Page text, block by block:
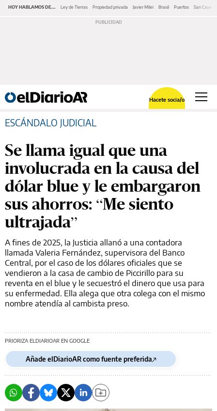
HOY HABLAMOS DE... Ley de Tierras Propiedad privada Javier Milei Brasil Puertos San
Hacete socia/o
ESCÁNDALO JUDICIAL
Se llama igual que una
involucrada en la causa del
dólar blue y le embargaron
sus ahorros: “Me siento
ultrajada”
A fines de 2025, la Justicia allanó a una contadora
llamada Valeria Fernández, supervisora del Banco
Central, por el caso de los dólares oficiales que se
vendieron a la casa de cambio de Piccirillo para su
reventa en el blue y le secuestró el dinero que usa para
su enfermedad. Ella alega que otra colega con el mismo
nombre atendía al cambista preso.
PRIORIZA ELDIARIOAR EN GOOGLE
Añade elDiarioAR como fuente preferida